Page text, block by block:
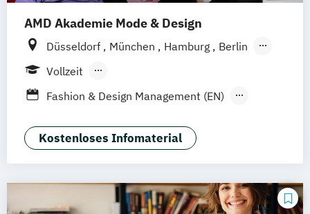
Wirtschaftspsychologie
AMD Akademie Mode & Design
Düsseldorf München Hamburg
Berlin
Wiesbaden
Vollzeit
Berufsbegleitendes Präsenzstudium
Fashion & Design Management (EN)
Marken- & Kommunikationsdesign
Mode & Designmanagement
Kostenloses Infomaterial